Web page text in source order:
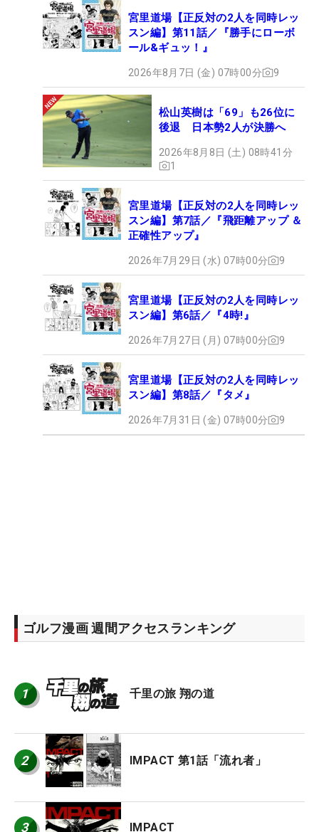
宮里道場【正反対の2人を同時レッ
スン編】第11話／『勝手にローボ
ール&ギュッ！』
2026年8月7日 (金) 07時00分 9
松山英樹は「69」も26位に
後退 日本勢2人が決勝へ
2026年8月8日 (土) 08時41分
1
宮里道場【正反対の2人を同時レッ
スン編】第7話／『飛距離アップ ＆
正確性アップ』
2026年7月29日 (水) 07時00分 9
宮里道場【正反対の2人を同時レッ
スン編】第6話／『4時!』
2026年7月27日 (月) 07時00分 9
宮里道場【正反対の2人を同時レッ
スン編】第8話／『タメ』
2026年7月31日 (金) 07時00分 9
ゴルフ漫画 週間アクセスランキング
1 千里の旅 翔の道
2 IMPACT 第1話「流れ者」
3 IMPACT